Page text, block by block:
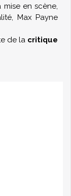
en scène,
Max Payne
de la critique